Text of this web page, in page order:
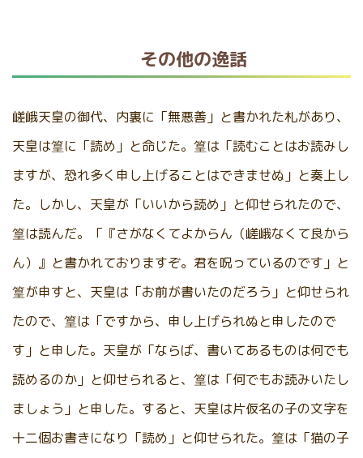
その他の逸話
嵯峨天皇の御代、内裏に「無悪善」と書かれた札があり、
天皇は篁に「読め」と命じた。篁は「読むことはお読みし
ますが、恐れ多く申し上げることはできませぬ」と奏上し
た。しかし、天皇が「いいから読め」と仰せられたので、
篁は読んだ。「『さがなくてよからん（嵯峨なくて良から
ん）』と書かれておりますぞ。君を呪っているのです」と
篁が申すと、天皇は「お前が書いたのだろう」と仰せられ
たので、篁は「ですから、申し上げられぬと申したので
す」と申した。天皇が「ならば、書いてあるものは何でも
読めるのか」と仰せられると、篁は「何でもお読みいたし
ましょう」と申した。すると、天皇は片仮名の子の文字を
十二個お書きになり「読め」と仰せられた。篁は「猫の子